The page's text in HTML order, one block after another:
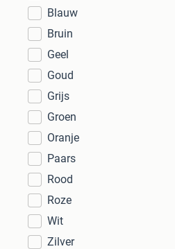
Blauw
Bruin
Geel
Goud
Grijs
Groen
Oranje
Paars
Rood
Roze
Wit
Zilver